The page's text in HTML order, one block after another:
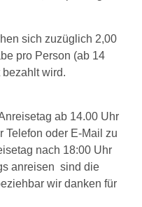
sich zuzüglich 2,00
pro Person (ab 14
bezahlt wird.
ab 14.00 Uhr
Telefon oder E-Mail zu
nach 18:00 Uhr
anreisen sind die
wir danken für